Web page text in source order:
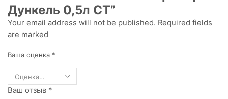
Дункель 0,5л СТ”
Your email address will not be published. Required fields
are marked
Ваша оценка *
Ваш отзыв *